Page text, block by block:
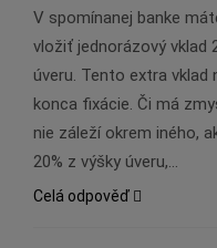
V spomínanej banke
vložiť jednorázový vklad
úveru. Tento extra vklad
konca fixácie. Či má
nie záleží okrem iného,
20% z výšky úveru,…
Celá odpověď